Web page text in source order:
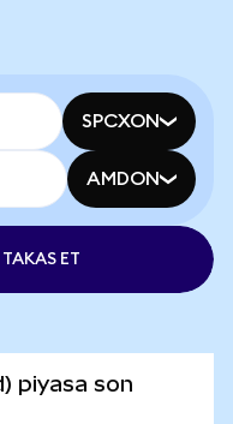
SPCXON
AMDON
ET
piyasa son